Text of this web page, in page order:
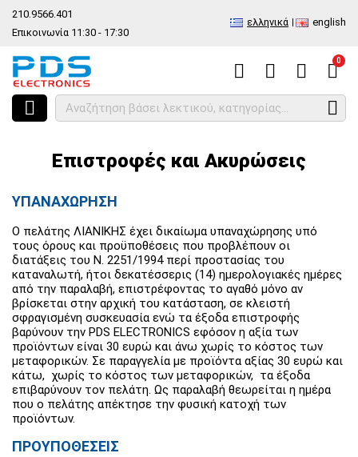
210.9566.401
Επικοινωνία 11:30 - 17:30
ελληνικά english
0
HOME Επιστροφές και Ακυρώσεις
Επιστροφές και Ακυρώσεις
ΥΠΑΝΑΧΩΡΗΣΗ
Ο πελάτης ΛΙΑΝΙΚΗΣ έχει δικαίωμα υπαναχώρησης υπό
τους όρους και προϋποθέσεις που προβλέπουν οι
διατάξεις του Ν. 2251/1994 περί προστασίας του
καταναλωτή, ήτοι δεκατέσσερις (14) ημερολογιακές ημέρες
από την παραλαβή, επιστρέφοντας το αγαθό μόνο αν
βρίσκεται στην αρχική του κατάσταση, σε κλειστή
σφραγισμένη συσκευασία ενώ τα έξοδα επιστροφής
βαρύνουν την PDS ELECTRONICS εφόσον η αξία των
προϊόντων είναι 30 ευρώ και άνω χωρίς το κόστος των
μεταφορικών. Σε παραγγελία με προϊόντα αξίας 30 ευρώ και
κάτω, χωρίς το κόστος των μεταφορικών, τα έξοδα
επιβαρύνουν τον πελάτη. Ως παραλαβή θεωρείται η ημέρα
που ο πελάτης απέκτησε την φυσική κατοχή των
προϊόντων.
ΠΡΟΥΠΟΘΕΣΕΙΣ